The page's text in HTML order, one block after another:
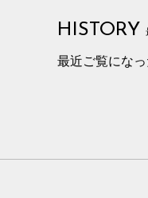
HISTORY
最近ご覧になっ